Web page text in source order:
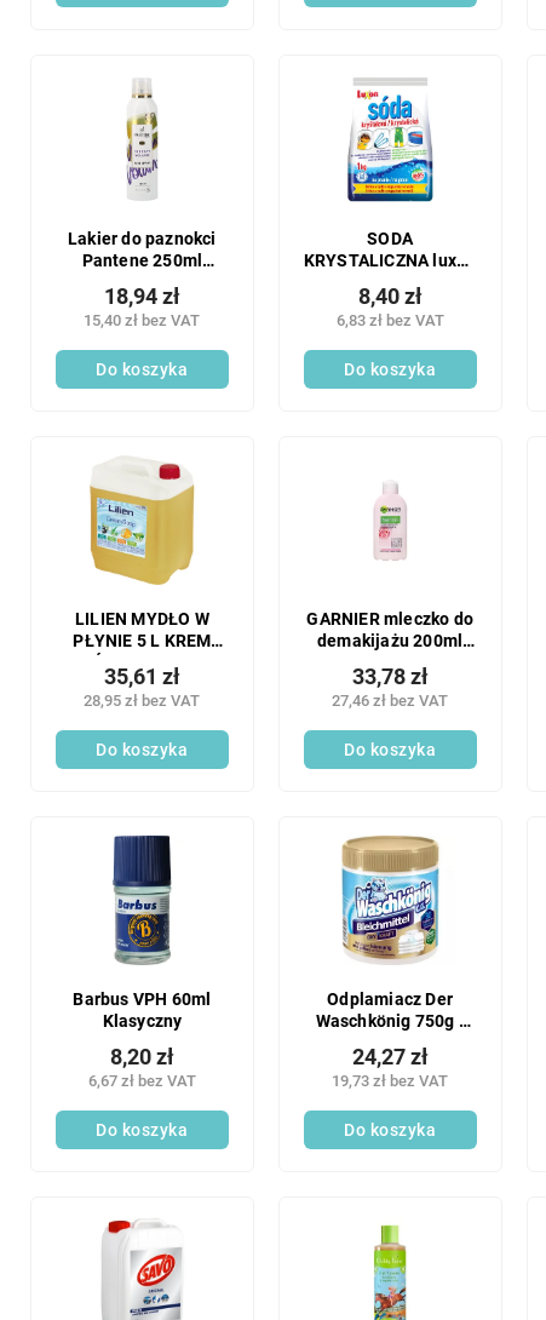
Lakier do paznokci
Pantene 250ml
Idealna objętość
15,40 zł bez VAT
18,94 zł
Do koszyka
SODA
KRYSTALICZNA luxon
6,83 zł bez VAT
8,40 zł
Do koszyka
LILIEN MYDŁO W
PŁYNIE 5 L KREM
MIÓD I PROPOLIS
28,95 zł bez VAT
35,61 zł
Do koszyka
GARNIER mleczko do
demakijażu 200ml
27,46 zł bez VAT
33,78 zł
Do koszyka
Barbus VPH 60ml
Klasyczny
6,67 zł bez VAT
8,20 zł
Do koszyka
Odplamiacz Der
Waschkönig 750g -
Wybielacz
19,73 zł bez VAT
24,27 zł
Do koszyka